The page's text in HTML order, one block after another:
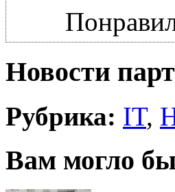
Новости
Рубрика: IT,
Вам могло